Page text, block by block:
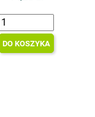
DO KOSZYKA